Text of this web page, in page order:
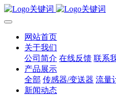
网站首页
关于我们
公司简介 在线反馈 联系
产品展示
全部 传感器/变送器 流量
新闻动态